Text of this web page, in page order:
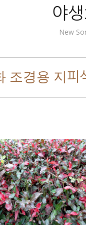
야
New
조경용 지피